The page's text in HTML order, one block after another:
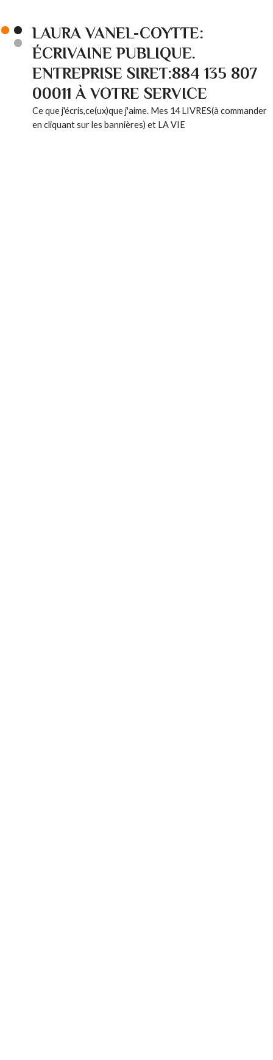
LAURA VANEL-COYTTE:
ÉCRIVAINE PUBLIQUE.
ENTREPRISE SIRET:884 135 807
00011 À VOTRE SERVICE
Ce que j'écris,ce(ux)que j'aime. Mes 14 LIVRES(à commander
en cliquant sur les bannières) et LA VIE